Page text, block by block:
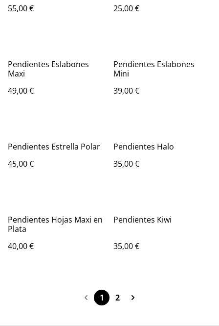
55,00 €
25,00 €
Pendientes Eslabones
Maxi
49,00 €
Pendientes Eslabones
Mini
39,00 €
Pendientes Estrella Polar
45,00 €
Pendientes Halo
35,00 €
Pendientes Hojas Maxi en
Plata
40,00 €
Pendientes Kiwi
35,00 €
1 2